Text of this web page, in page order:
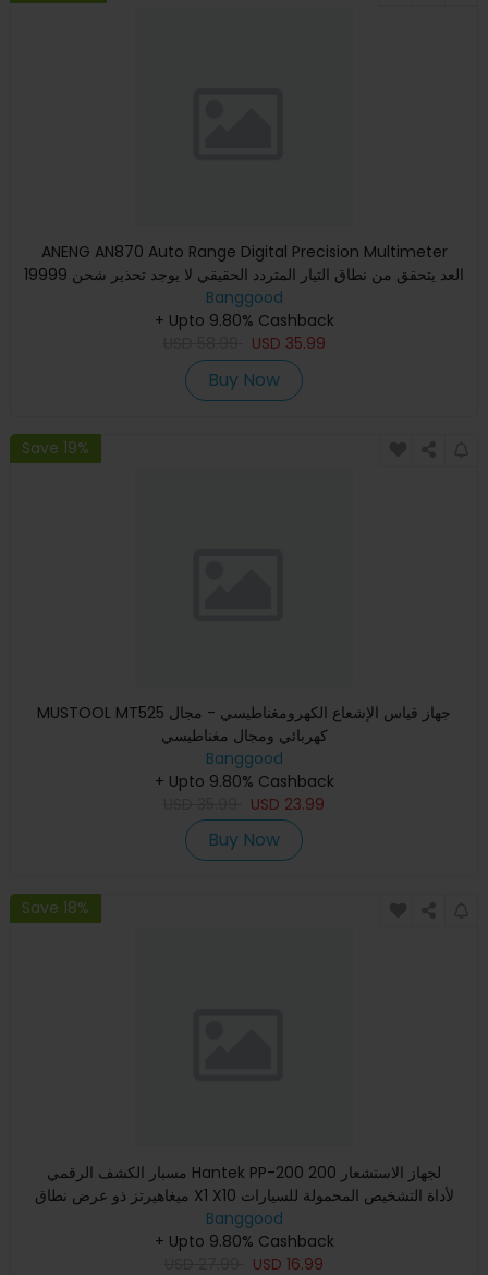
ANENG AN870 Auto Range Digital Precision Multimeter
19999 العد يتحقق من نطاق التيار المتردد الحقيقي لا يوجد تحذير شحن
NC
Banggood
+ Upto 9.80% Cashback
USD 35.99
Buy Now
Save 19%
MUSTOOL MT525 جهاز قياس الإشعاع الكهرومغناطيسي - مجال
كهربائي ومجال مغناطيسي
Banggood
+ Upto 9.80% Cashback
USD 23.99
Buy Now
Save 18%
مسبار الكشف الرقمي Hantek PP-200 لجهاز الاستشعار 200
ميغاهيرتز ذو عرض نطاق X1 X10 لأداة التشخيص المحمولة للسيارات
جهاز ا
Banggood
+ Upto 9.80% Cashback
USD 16.99